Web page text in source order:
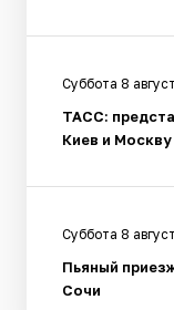
Суббота 8
ТАСС:
Киев и
Суббота 8
Пьяный
Сочи